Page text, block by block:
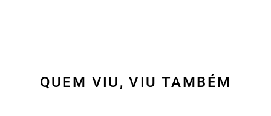
QUEM VIU, VIU TAMBÉM